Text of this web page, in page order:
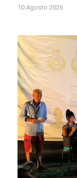
10 Agosto 2026